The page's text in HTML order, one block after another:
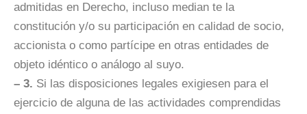
admitidas en Derecho, incluso median te la
constitución y/o su participación en calidad de socio,
accionista o como partícipe en otras entidades de
objeto idéntico o análogo al suyo.
– 3. Si las disposiciones legales exigiesen para el
ejercicio de alguna de las actividades comprendidas